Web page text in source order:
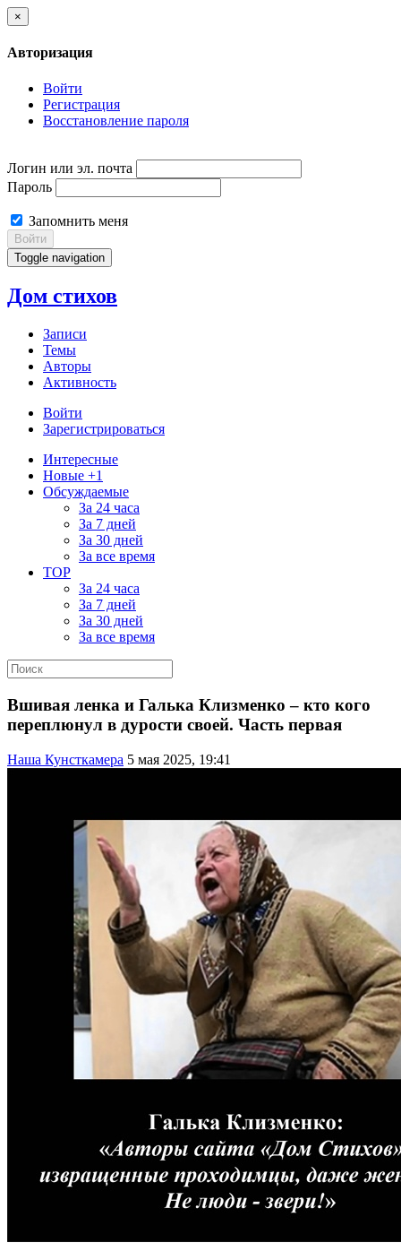
×
Авторизация
Войти
Регистрация
Восстановление пароля
Логин или эл. почта
Пароль
Запомнить меня
Войти
Toggle navigation
Дом стихов
Записи
Темы
Авторы
Активность
Войти
Зарегистрироваться
Интересные
Новые +1
Обсуждаемые
За 24 часа
За 7 дней
За 30 дней
За все время
TOP
За 24 часа
За 7 дней
За 30 дней
За все время
Вшивая ленка и Галька Клизменко – кто кого
переплюнул в дурости своей. Часть первая
Наша Кунсткамера 5 мая 2025, 19:41